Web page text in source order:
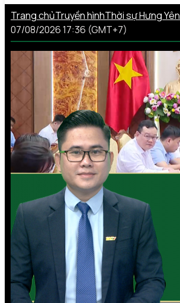
Trang chủTruyền hìnhThời sự Hưng Yên
07/08/2026 17:36 (GMT+7)